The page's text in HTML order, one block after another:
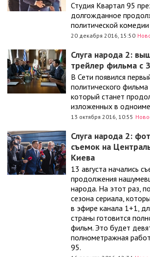
Студия Квартал 95
долгожданное
политической
20 декабря 2016, 15:50
Слуга народа 2:
трейлер фильма с
В Сети появился
политического
который станет
изложенных в
13 октября 2016, 10:55
Слуга народа 2:
съемок на
Киева
13 августа начались
продолжения
народа. На этот раз,
сезона сериала,
в эфире канала 1+1,
страны готовится
фильм. Это будет
полнометражная
95.